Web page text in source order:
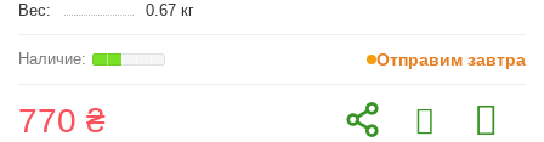
Вес:
0.67 кг
Отправим завтра
770 ₴